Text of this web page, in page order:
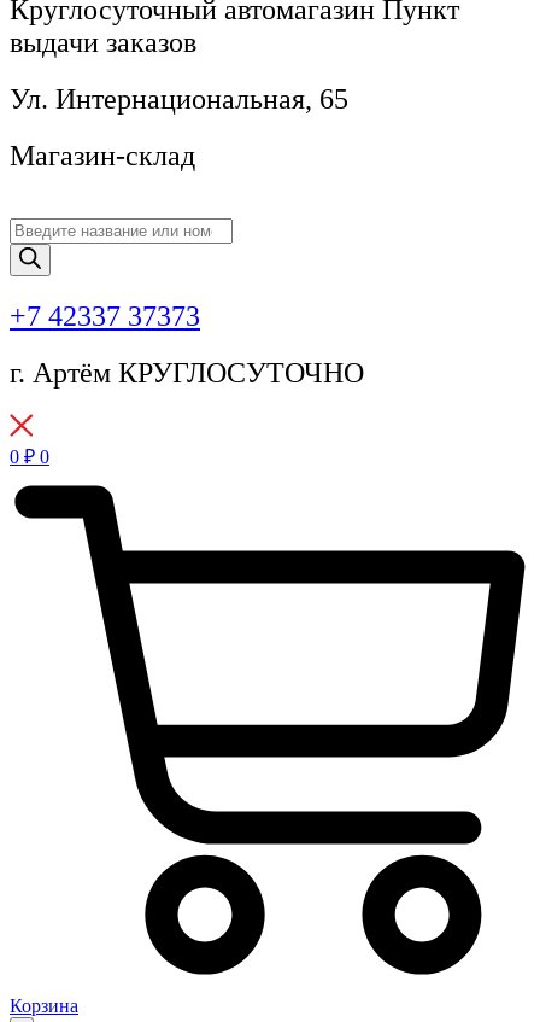
Круглосуточный автомагазин Пункт
выдачи заказов
Ул. Интернациональная, 65
Магазин-склад
Поиск
товаров
+7 42337 37373
г. Артём КРУГЛОСУТОЧНО
0 ₽ 0
Корзина